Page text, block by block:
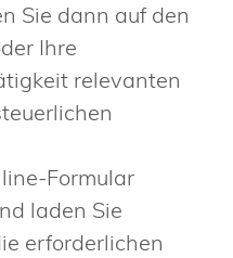
Sie dann auf den
Ihre
relevanten
Formular
laden Sie
erforderlichen